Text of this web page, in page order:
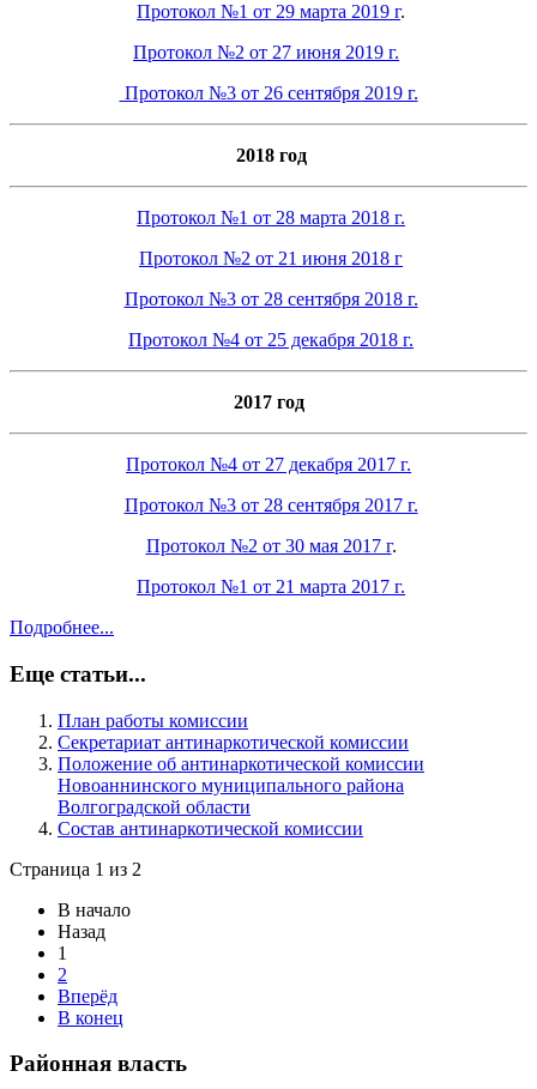
Протокол №1 от 29 марта 2019 г.
Протокол №2 от 27 июня 2019 г.
Протокол №3 от 26 сентября 2019 г.
2018 год
Протокол №1 от 28 марта 2018 г.
Протокол №2 от 21 июня 2018 г
Протокол №3 от 28 сентября 2018 г.
Протокол №4 от 25 декабря 2018 г.
2017 год
Протокол №4 от 27 декабря 2017 г.
Протокол №3 от 28 сентября 2017 г.
Протокол №2 от 30 мая 2017 г.
Протокол №1 от 21 марта 2017 г.
Подробнее...
Еще статьи...
План работы комиссии
Секретариат антинаркотической комиссии
Положение об антинаркотической комиссии
Новоаннинского муниципального района
Волгоградской области
Состав антинаркотической комиссии
Страница 1 из 2
В начало
Назад
1
2
Вперёд
В конец
Районная власть